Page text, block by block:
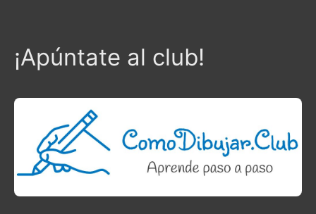
¡Apúntate al club!